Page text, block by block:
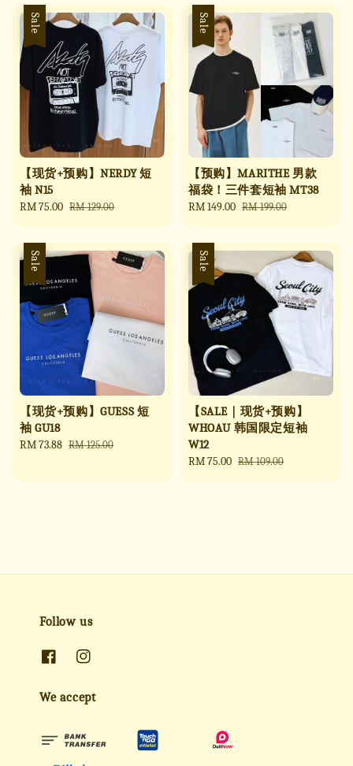
Sale
【现货+预购】NERDY 短
袖 N15
Sale
RM 75.00 Regular
RM 129.00
Sale
【预购】MARITHE 男款
福袋！三件套短袖 MT38
Sale
RM 149.00 Regular
RM 199.00
Sale
【现货+预购】GUESS 短
袖 GU18
Sale
RM 73.88 Regular
RM 125.00
Sale
【SALE｜现货+预购】
WHOAU 韩国限定短袖
W12
Sale
RM 75.00 Regular
RM 109.00
Follow us
We accept